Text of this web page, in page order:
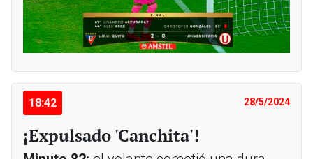
18:42 28/5/2024
¡Expulsado 'Canchita'!